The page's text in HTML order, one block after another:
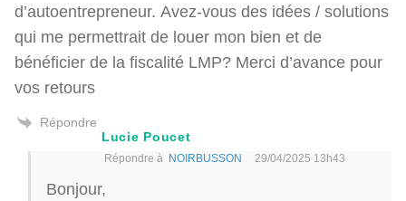
d’autoentrepreneur. Avez-vous des idées / solutions
qui me permettrait de louer mon bien et de
bénéficier de la fiscalité LMP? Merci d’avance pour
vos retours
Répondre
Lucie Poucet
Répondre à NOIRBUSSON 29/04/2025 13h43
Bonjour,